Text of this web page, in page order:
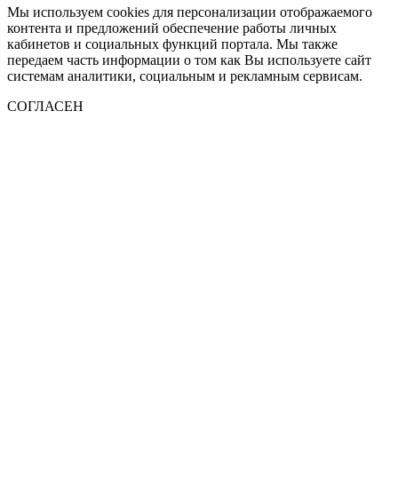
Мы используем cookies для персонализации отображаемого
контента и предложений обеспечение работы личных
кабинетов и социальных функций портала. Мы также
передаем часть информации о том как Вы используете сайт
системам аналитики, социальным и рекламным сервисам.
СОГЛАСЕН